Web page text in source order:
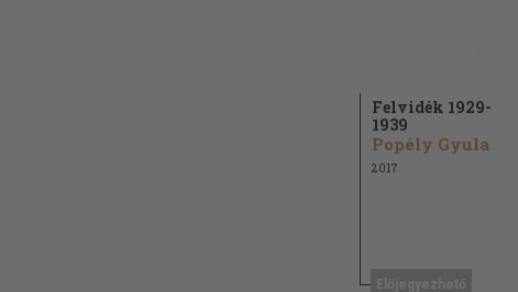
Felvidék 1929-
1939
Popély Gyula
2017